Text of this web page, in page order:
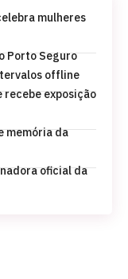
mulheres
Porto Seguro
offline
exposição
memória da
oficial da